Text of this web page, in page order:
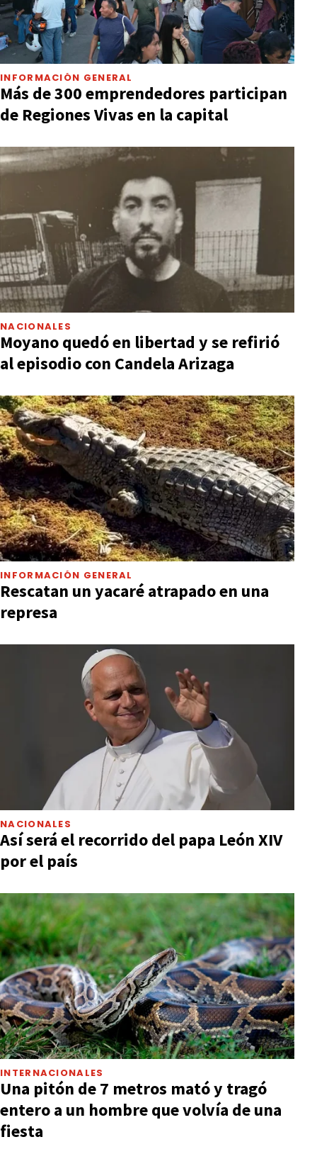
INFORMACIÓN GENERAL
Más de 300 emprendedores participan
de Regiones Vivas en la capital
NACIONALES
Moyano quedó en libertad y se refirió
al episodio con Candela Arizaga
INFORMACIÓN GENERAL
Rescatan un yacaré atrapado en una
represa
NACIONALES
Así será el recorrido del papa León XIV
por el país
INTERNACIONALES
Una pitón de 7 metros mató y tragó
entero a un hombre que volvía de una
fiesta